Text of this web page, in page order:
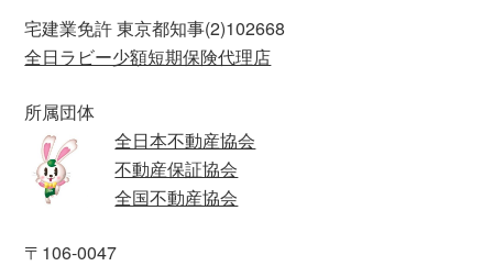
宅建業免許 東京都知事(2)102668
全日ラビー少額短期保険代理店
所属団体
全日本不動産協会
不動産保証協会
全国不動産協会
〒106-0047